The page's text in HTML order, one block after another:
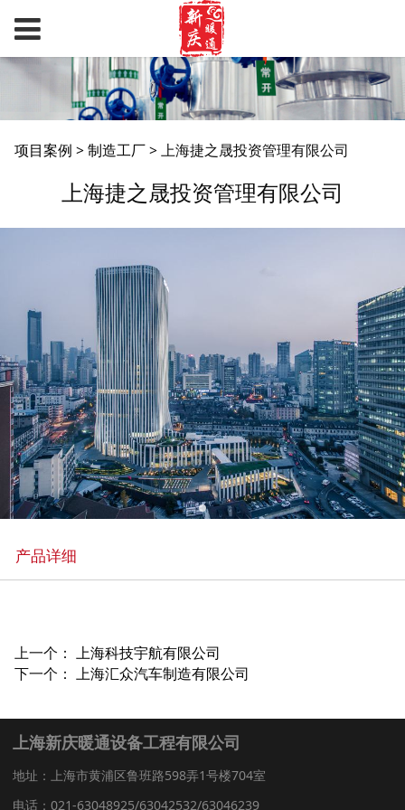
上海捷之晟投资管理有
限公司
项目案例 >制造工厂>上海捷之晟投资管理有限公司
上海捷之晟投资管理有限公司
产品详细
上一个： 上海科技宇航有限公司
下一个： 上海汇众汽车制造有限公司
上海新庆暖通设备工程有限公司
地址：上海市黄浦区鲁班路598弄1号楼704室
电话：021-63048925/63042532/63046239